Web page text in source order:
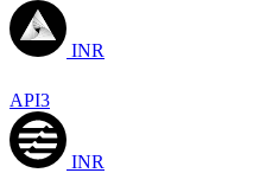
INR
API3
INR